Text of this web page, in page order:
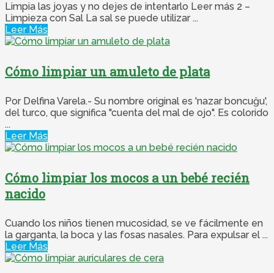
Limpia las joyas y no dejes de intentarlo Leer más 2 –
Limpieza con Sal La sal se puede utilizar ...
Leer Más
Cómo limpiar un amuleto de plata
Por Delfina Varela.- Su nombre original es 'nazar boncuğu',
del turco, que significa "cuenta del mal de ojo". Es colorido
...
Leer Más
Cómo limpiar los mocos a un bebé recién
nacido
Cuando los niños tienen mucosidad, se ve fácilmente en
la garganta, la boca y las fosas nasales. Para expulsar el ...
Leer Más